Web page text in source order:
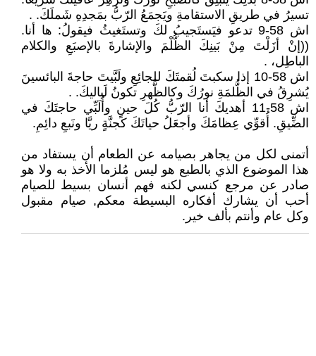
تسيرُ في طريقِ الاستقامةِ ويَجمَعُ الرّبُّ بمَجدِهِ شَملَكَ. .
اش 58-9 تدعو فيَستَجيبُ لكَ وتستَغيثُ فيقولُ: ها أنا.
((إنْ أزَلْتَ مِنْ بَينِكَ الظُّلْمَ والإشارةَ بالإصبَعِ والكلام
الباطِل، .
اش 58-10 إذا سكبتَ لُقمتَكَ للجائِعِ ولَبَّيتَ حاجةَ البائسينَ
يُشرِقُ في الظُّلمَةِ نورُكَ وكالظُّهرِ تكونُ لَياليكَ. .
اش 58-11 أهديكَ أنا الرّبُّ كُلَ حينٍ وأُلَبِّي حاجتَكَ في
الضِّيقِ. أُقوِّي عِظامَكَ وأجعَلُ حياتَكَ كجنَّةٍ ريَّا ونَبعِ دائِمِ.
أتمنى لكل من يجاهر بصيامه عن الطعام أن يستفاد من
هذا الموضوع الذي بالطبع هو ليس مُلزما الأخذ به ولا هو
صادر عن مرجع كنسي لكنه فهم أنسان بسيط للصيام
أحب أن يشارك أفكاره البسيطة معكم, صيام مقبول
وكل عام وأنتم بألف خير.